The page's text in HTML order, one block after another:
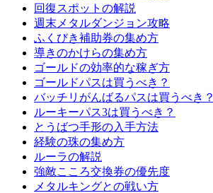
回復スポットの解説
週末メタルダンジョン攻略
ふくびき補助券の集め方
導きのかけらの集め方
ゴールドの効率的な稼ぎ方
ゴールドパスは買うべき？
バッチリがんばるパスは買うべき？
ルーキーパス3は買うべき？
とうばつ手形の入手方法
経験の珠の集め方
ルーラの解説
強敵こころ交換券の優先度
メタルキングとの戦い方